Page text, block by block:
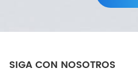
SIGA CON NOSOTROS